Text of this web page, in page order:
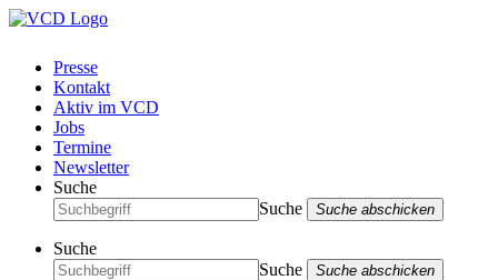
Presse
Kontakt
Aktiv im VCD
Jobs
Termine
Newsletter
Suche
Suche
Suche abschicken
Suche
Suche
Suche abschicken